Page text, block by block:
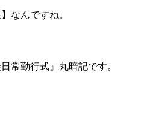
なんですね。
常勤行式』丸暗記です。